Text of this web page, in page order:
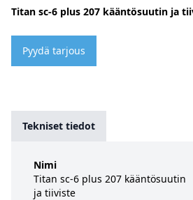
Titan sc-6 plus 207 kääntösuutin ja
Pyydä tarjous
Tekniset tiedot
Nimi
Titan sc-6 plus 207 kääntösuutin
ja tiiviste